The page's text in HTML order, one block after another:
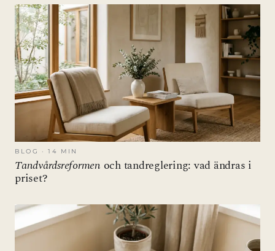
BLOG · 14 MIN
Tandvårdsreformen och tandreglering: vad ändras i
priset?